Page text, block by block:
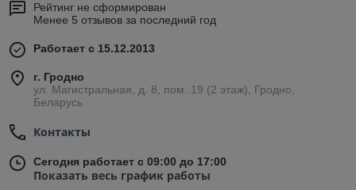
Рейтинг не сформирован
Менее 5 отзывов за последний год
Работает с 15.12.2013
г. Гродно
ул. Магистральная, д. 8, пом. 19 (2 этаж), Гродно,
Беларусь
Контакты
Сегодня работает с 09:00 до 17:00
Показать весь график работы